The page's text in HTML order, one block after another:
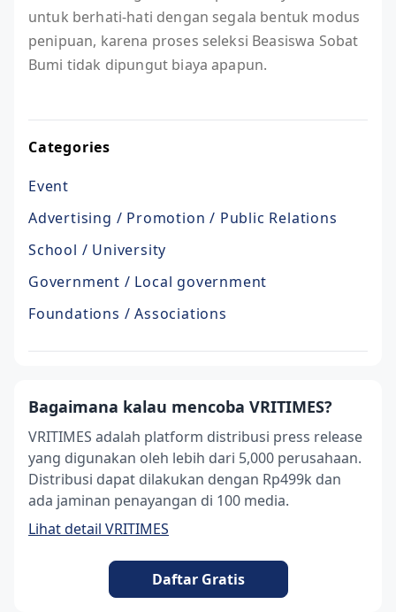
untuk berhati-hati dengan segala bentuk modus
penipuan, karena proses seleksi Beasiswa Sobat
Bumi tidak dipungut biaya apapun.
Categories
Event
Advertising / Promotion / Public Relations
School / University
Government / Local government
Foundations / Associations
Bagaimana kalau mencoba VRITIMES?
VRITIMES adalah platform distribusi press release
yang digunakan oleh lebih dari 5,000 perusahaan.
Distribusi dapat dilakukan dengan Rp499k dan
ada jaminan penayangan di 100 media.
Lihat detail VRITIMES
Daftar Gratis